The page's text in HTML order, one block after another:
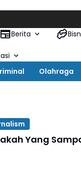
Berita
Olahraga
Yang